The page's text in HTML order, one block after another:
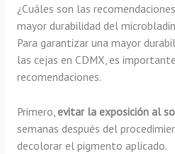
¿Cuáles son las
mayor durabilidad del
Para garantizar una mayor
las cejas en CDMX, es
recomendaciones.
Primero,evitar la exposición al
semanas después del
decolorar el pigmento aplicado.